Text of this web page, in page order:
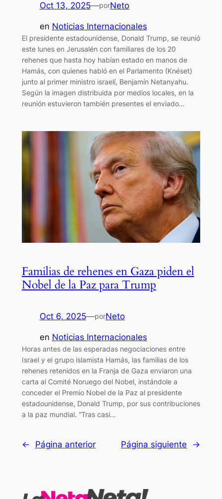
Oct 13, 2025—porNeto
en Noticias Internacionales
El presidente estadounidense, Donald Trump, se reunió
este lunes en Jerusalén con familiares de los 20
rehenes que hasta hoy habían estado en manos de
Hamás, con quienes habló en el Parlamento (Knéset)
junto al primer ministro israelí, Benjamín Netanyahu.
Según la imagen distribuida por medios locales, en la
reunión estuvieron también presentes el enviado…
Familias de rehenes en Gaza piden el
Nobel de la Paz para Trump
Oct 6, 2025—porNeto
en Noticias Internacionales
Horas antes de las esperadas negociaciones entre
Israel y el grupo islamista Hamás, las familias de los
rehenes retenidos en la Franja de Gaza enviaron una
carta al Comité Noruego del Nobel, instándole a
conceder el Premio Nobel de la Paz al presidente
estadounidense, Donald Trump, por sus contribuciones
a la paz mundial. “Tras casi…
← Página anterior Página siguiente →